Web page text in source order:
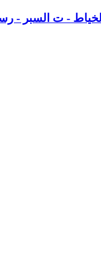
- ت السبر -